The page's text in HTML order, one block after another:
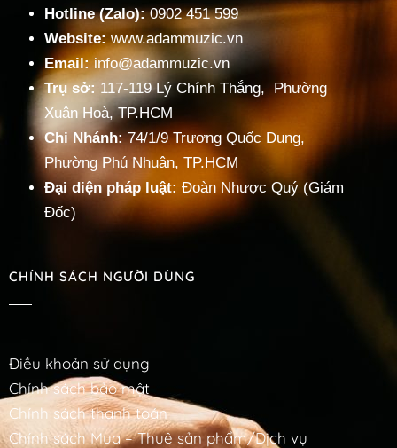
Hotline (Zalo):0902 451 599
Website:www.adammuzic.vn
Email:info@adammuzic.vn
Trụ sở: 117-119 Lý Chính Thắng, Phường
Xuân Hoà, TP.HCM
Chi Nhánh:74/1/9 Trương Quốc Dung,
Phường Phú Nhuận, TP.HCM
Đại diện pháp luật: Đoàn Nhược Quý (Giám
Đốc)
CHÍNH SÁCH NGƯỜI DÙNG
Điều khoản sử dụng
Chính sách bảo mật
Chính sách thanh toán
Chính sách Mua – Thuê sản phẩm/Dịch vụ